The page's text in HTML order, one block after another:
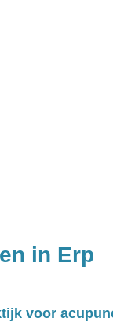
in Erp
voor